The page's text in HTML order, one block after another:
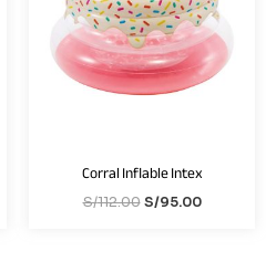
Corral Inflable Intex
S/112.00 S/95.00